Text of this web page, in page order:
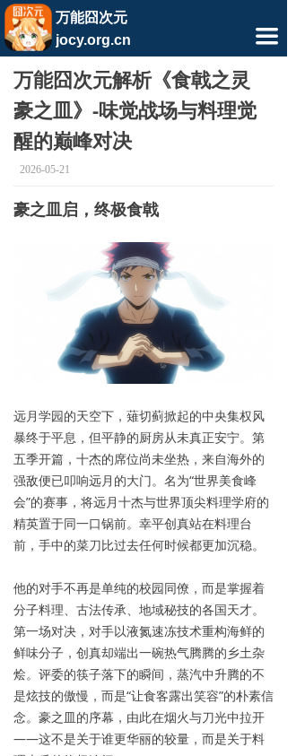
万能囧次元
jocy.org.cn
끀
相关软件
相关文章
万能囧次元解析《食戟之灵
豪之皿》-味觉战场与料理觉
醒的巅峰对决
2026-05-21
豪之皿启，终极食戟
远月学园的天空下，薙切蓟掀起的中央集权风
暴终于平息，但平静的厨房从未真正安宁。第
五季开篇，十杰的席位尚未坐热，来自海外的
强敌便已叩响远月的大门。名为“世界美食峰
会”的赛事，将远月十杰与世界顶尖料理学府的
精英置于同一口锅前。幸平创真站在料理台
前，手中的菜刀比过去任何时候都更加沉稳。
他的对手不再是单纯的校园同僚，而是掌握着
分子料理、古法传承、地域秘技的各国天才。
第一场对决，对手以液氮速冻技术重构海鲜的
鲜味分子，创真却端出一碗热气腾腾的乡土杂
烩。评委的筷子落下的瞬间，蒸汽中升腾的不
是炫技的傲慢，而是“让食客露出笑容”的朴素信
念。豪之皿的序幕，由此在烟火与刀光中拉开
——这不是关于谁更华丽的较量，而是关于料